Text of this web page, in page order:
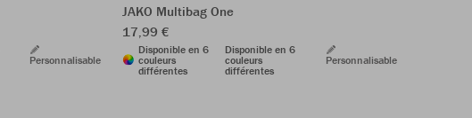
Personnalisable
JAKO Multibag One
17,99 €
Disponible en 6
couleurs
différentes
Disponible en 6
couleurs
différentes
Personnalisable